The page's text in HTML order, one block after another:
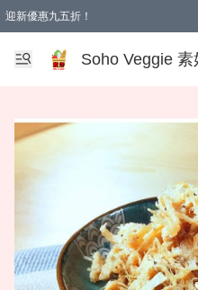
迎新優惠九五折！
Soho Veggie 素